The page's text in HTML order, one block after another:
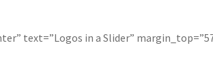
text=”Logos in a Slider”